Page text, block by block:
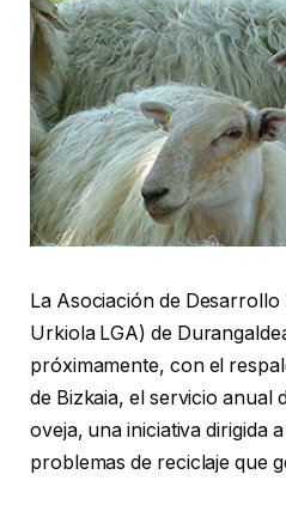
La Asociación de
Urkiola LGA) de
próximamente, con el
de Bizkaia, el servicio anual
oveja, una iniciativa dirigida
problemas de reciclaje que